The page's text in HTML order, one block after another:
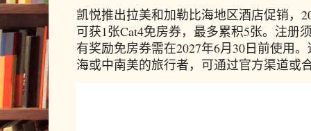
凯悦推出拉美和加勒比海地区酒店促销，
可获1张Cat4免房券，最多累积5张。注册
有奖励免房券需在2027年6月30日前使用
海或中南美的旅行者，可通过官方渠道或